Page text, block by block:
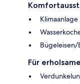
Klimaanlage
Für